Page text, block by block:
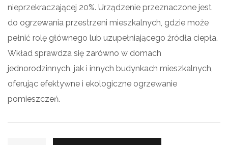
nieprzekraczającej 20%. Urządzenie przeznaczone jest
do ogrzewania przestrzeni mieszkalnych, gdzie może
pełnić rolę głównego lub uzupełniającego źródła ciepła.
Wkład sprawdza się zarówno w domach
jednorodzinnych, jak i innych budynkach mieszkalnych,
oferując efektywne i ekologiczne ogrzewanie
pomieszczeń.